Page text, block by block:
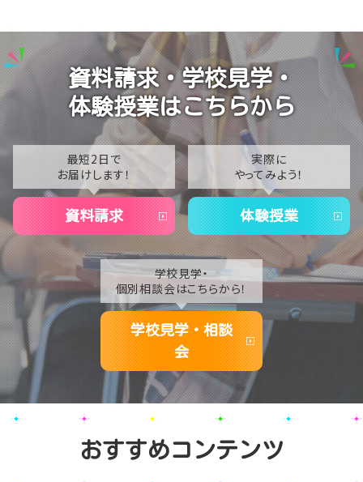
【なんば】校舎紹介の「自習室編」✨
【なんば】笑顔が溢れたオープンスクール😊在校生の
温かいお出迎えで素敵な1日に🌷
【なんば】夏季休校期間のお知らせ🍉
2025
2024
2023
2021
2020
資料請求・学校見学・
体験授業はこちらから
最短2日で
お届けします！
資料請求
実際に
やってみよう！
体験授業
学校見学・
個別相談会はこちらから！
学校見学・相談
会
おすすめコンテンツ